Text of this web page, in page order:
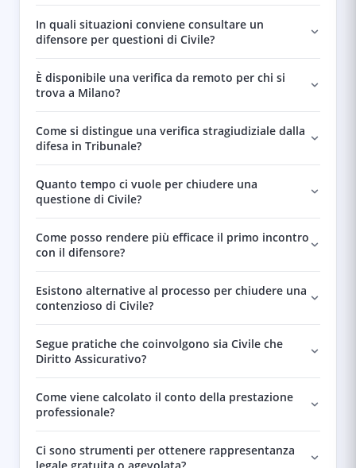
In quali situazioni conviene consultare un
difensore per questioni di Civile?
È disponibile una verifica da remoto per chi si
trova a Milano?
Come si distingue una verifica stragiudiziale dalla
difesa in Tribunale?
Quanto tempo ci vuole per chiudere una
questione di Civile?
Come posso rendere più efficace il primo incontro
con il difensore?
Esistono alternative al processo per chiudere una
contenzioso di Civile?
Segue pratiche che coinvolgono sia Civile che
Diritto Assicurativo?
Come viene calcolato il conto della prestazione
professionale?
Ci sono strumenti per ottenere rappresentanza